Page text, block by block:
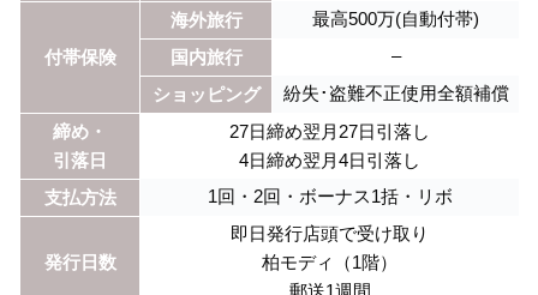
付帯保険
海外旅行
最高500万(自動付帯)
国内旅行
–
ショッピング
紛失･盗難不正使用全額補償
締め・
引落日
27日締め翌月27日引落し
4日締め翌月4日引落し
支払方法
1回・2回・ボーナス1括・リボ
発行日数
即日発行店頭で受け取り
柏モディ（1階）
郵送1週間